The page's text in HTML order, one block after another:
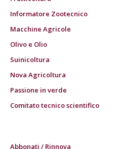
Informatore Zootecnico
Macchine Agricole
Olivo e Olio
Suinicoltura
Nova Agricoltura
Passione in verde
Comitato tecnico scientifico
Abbonati / Rinnova